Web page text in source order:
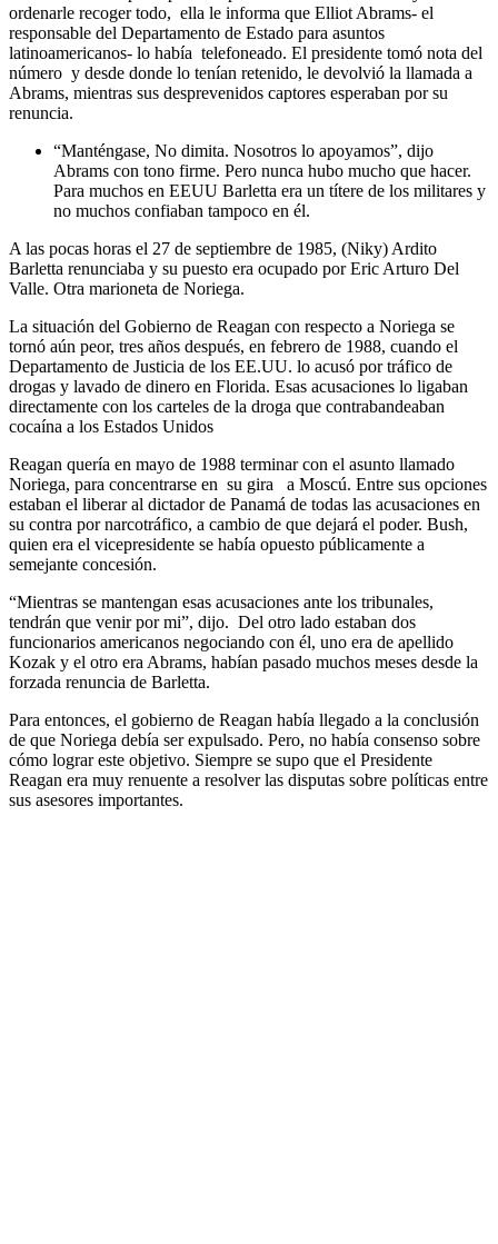
ordenarle recoger todo, ella le informa que Elliot Abrams- el
responsable del Departamento de Estado para asuntos
latinoamericanos- lo había telefoneado. El presidente tomó nota del
número y desde donde lo tenían retenido, le devolvió la llamada a
Abrams, mientras sus desprevenidos captores esperaban por su
renuncia.
“Manténgase, No dimita. Nosotros lo apoyamos”, dijo
Abrams con tono firme. Pero nunca hubo mucho que hacer.
Para muchos en EEUU Barletta era un títere de los militares y
no muchos confiaban tampoco en él.
A las pocas horas el 27 de septiembre de 1985, (Niky) Ardito
Barletta renunciaba y su puesto era ocupado por Eric Arturo Del
Valle. Otra marioneta de Noriega.
La situación del Gobierno de Reagan con respecto a Noriega se
tornó aún peor, tres años después, en febrero de 1988, cuando el
Departamento de Justicia de los EE.UU. lo acusó por tráfico de
drogas y lavado de dinero en Florida. Esas acusaciones lo ligaban
directamente con los carteles de la droga que contrabandeaban
cocaína a los Estados Unidos
Reagan quería en mayo de 1988 terminar con el asunto llamado
Noriega, para concentrarse en su gira a Moscú. Entre sus opciones
estaban el liberar al dictador de Panamá de todas las acusaciones en
su contra por narcotráfico, a cambio de que dejará el poder. Bush,
quien era el vicepresidente se había opuesto públicamente a
semejante concesión.
“Mientras se mantengan esas acusaciones ante los tribunales,
tendrán que venir por mi”, dijo. Del otro lado estaban dos
funcionarios americanos negociando con él, uno era de apellido
Kozak y el otro era Abrams, habían pasado muchos meses desde la
forzada renuncia de Barletta.
Para entonces, el gobierno de Reagan había llegado a la conclusión
de que Noriega debía ser expulsado. Pero, no había consenso sobre
cómo lograr este objetivo. Siempre se supo que el Presidente
Reagan era muy renuente a resolver las disputas sobre políticas entre
sus asesores importantes.